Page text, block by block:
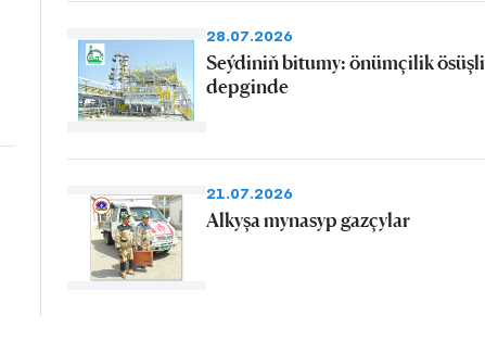
28.07.2026
Seýdiniň bitumy: önümçilik ösüşli
depginde
21.07.2026
Alkyşa mynasyp gazçylar